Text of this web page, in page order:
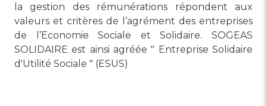
la gestion des rémunérations répondent aux
valeurs et critères de l’agrément des entreprises
de l’Economie Sociale et Solidaire. SOGEAS
SOLIDAIRE est ainsi agréée " Entreprise Solidaire
d'Utilité Sociale " (ESUS)